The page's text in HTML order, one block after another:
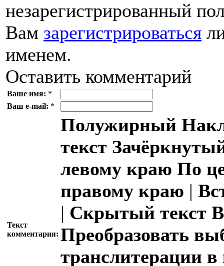
незарегистрированный
Вам зарегистрироваться
именем.
Оставить комментарий
Ваше имя: *
Ваш e-mail: *
Текст
комментария:
Полужирный
текст
левому краю По
правому краю |
| Скрытый текст
Преобразовать
транслитерации